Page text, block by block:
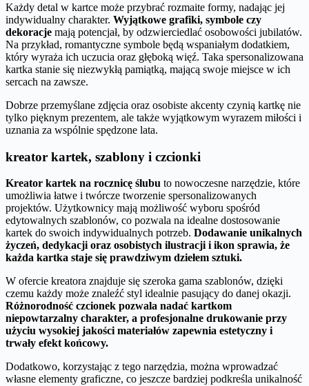
Każdy detal w kartce może przybrać rozmaite formy, nadając jej
indywidualny charakter. Wyjątkowe grafiki, symbole czy
dekoracje mają potencjał, by odzwierciedlać osobowości jubilatów.
Na przykład, romantyczne symbole będą wspaniałym dodatkiem,
który wyraża ich uczucia oraz głęboką więź. Taka spersonalizowana
kartka stanie się niezwykłą pamiątką, mającą swoje miejsce w ich
sercach na zawsze.
Dobrze przemyślane zdjęcia oraz osobiste akcenty czynią kartkę nie
tylko pięknym prezentem, ale także wyjątkowym wyrazem miłości i
uznania za wspólnie spędzone lata.
kreator kartek, szablony i czcionki
Kreator kartek na rocznicę ślubu to nowoczesne narzędzie, które
umożliwia łatwe i twórcze tworzenie spersonalizowanych
projektów. Użytkownicy mają możliwość wyboru spośród
edytowalnych szablonów, co pozwala na idealne dostosowanie
kartek do swoich indywidualnych potrzeb. Dodawanie unikalnych
życzeń, dedykacji oraz osobistych ilustracji i ikon sprawia, że
każda kartka staje się prawdziwym dziełem sztuki.
W ofercie kreatora znajduje się szeroka gama szablonów, dzięki
czemu każdy może znaleźć styl idealnie pasujący do danej okazji.
Różnorodność czcionek pozwala nadać kartkom
niepowtarzalny charakter, a profesjonalne drukowanie przy
użyciu wysokiej jakości materiałów zapewnia estetyczny i
trwały efekt końcowy.
Dodatkowo, korzystając z tego narzędzia, można wprowadzać
własne elementy graficzne, co jeszcze bardziej podkreśla unikalność